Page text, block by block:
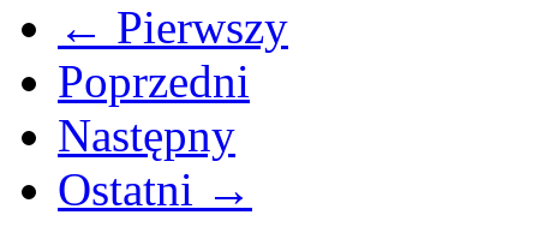
← Pierwszy
Poprzedni
Następny
Ostatni →